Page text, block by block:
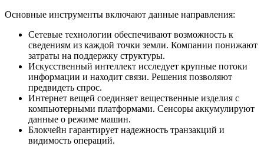
Основные инструменты включают данные направления:
Сетевые технологии обеспечивают возможность к
сведениям из каждой точки земли. Компании понижают
затраты на поддержку структуры.
Искусственный интеллект исследует крупные потоки
информации и находит связи. Решения позволяют
предвидеть спрос.
Интернет вещей соединяет вещественные изделия с
компьютерными платформами. Сенсоры аккумулируют
данные о режиме машин.
Блокчейн гарантирует надежность транзакций и
видимость операций.